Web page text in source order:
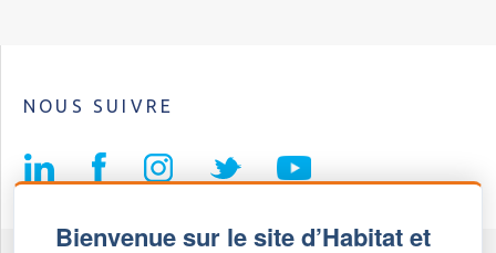
Bienvenue sur le site d’Habitat et
NOUS SUIVRE